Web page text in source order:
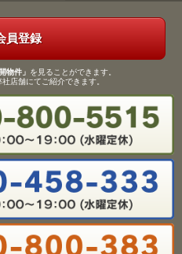
員登録
物件」 を見ることができます。
社店舗にてご紹介できます。